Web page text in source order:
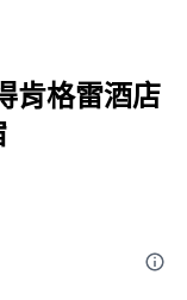
肯格雷酒店